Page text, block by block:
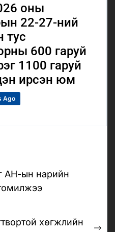
оны
22-27-ний
тус
600 гаруй
1100 гаруй
ирсэн юм
Ago
АН-ын нарийн
хөгжлийн